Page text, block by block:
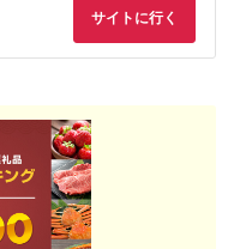
サイトに行く